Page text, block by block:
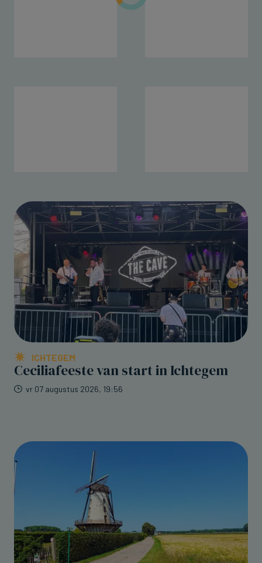
ICHTEGEM
Ceciliafeeste van start in Ichtegem
vr 07 augustus 2026, 19:56